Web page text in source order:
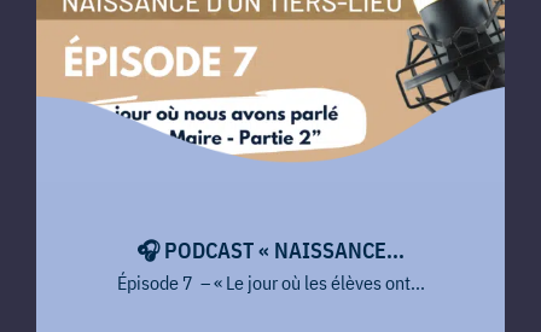
🎧​ PODCAST « NAISSANCE...
Épisode 7 – « Le jour où les élèves ont...